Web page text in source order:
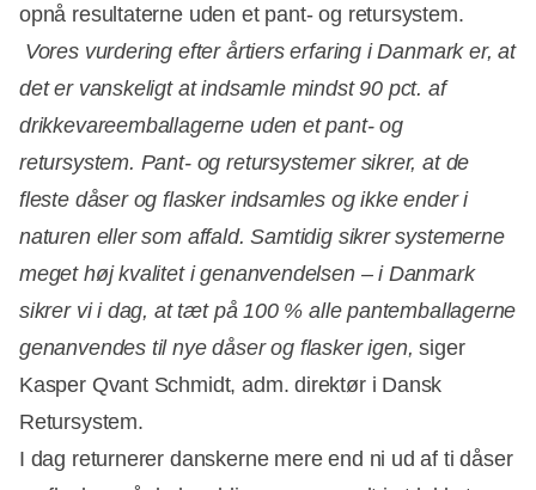
opnå resultaterne uden et pant- og retursystem.
Vores vurdering efter årtiers erfaring i Danmark er, at
det er vanskeligt at indsamle mindst 90 pct. af
drikkevareemballagerne uden et pant- og
retursystem. Pant- og retursystemer sikrer, at de
fleste dåser og flasker indsamles og ikke ender i
naturen eller som affald. Samtidig sikrer systemerne
meget høj kvalitet i genanvendelsen – i Danmark
sikrer vi i dag, at tæt på 100 % alle pantemballagerne
genanvendes til nye dåser og flasker igen, siger
Kasper Qvant Schmidt, adm. direktør i Dansk
Retursystem.
I dag returnerer danskerne mere end ni ud af ti dåser